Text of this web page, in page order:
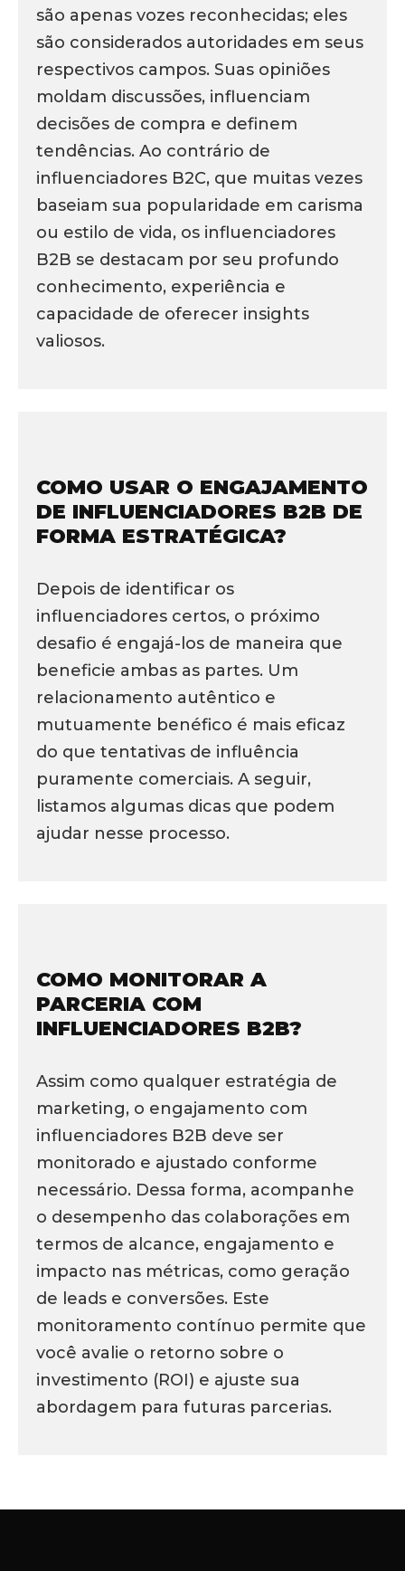
são apenas vozes reconhecidas; eles
são considerados autoridades em seus
respectivos campos. Suas opiniões
moldam discussões, influenciam
decisões de compra e definem
tendências. Ao contrário de
influenciadores B2C, que muitas vezes
baseiam sua popularidade em carisma
ou estilo de vida, os influenciadores
B2B se destacam por seu profundo
conhecimento, experiência e
capacidade de oferecer insights
valiosos.
COMO USAR O ENGAJAMENTO
DE INFLUENCIADORES B2B DE
FORMA ESTRATÉGICA?
Depois de identificar os
influenciadores certos, o próximo
desafio é engajá-los de maneira que
beneficie ambas as partes. Um
relacionamento autêntico e
mutuamente benéfico é mais eficaz
do que tentativas de influência
puramente comerciais. A seguir,
listamos algumas dicas que podem
ajudar nesse processo.
COMO MONITORAR A
PARCERIA COM
INFLUENCIADORES B2B?
Assim como qualquer estratégia de
marketing, o engajamento com
influenciadores B2B deve ser
monitorado e ajustado conforme
necessário. Dessa forma, acompanhe
o desempenho das colaborações em
termos de alcance, engajamento e
impacto nas métricas, como geração
de leads e conversões. Este
monitoramento contínuo permite que
você avalie o retorno sobre o
investimento (ROI) e ajuste sua
abordagem para futuras parcerias.